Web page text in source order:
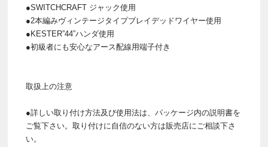
●SWITCHCRAFT ジャック使用
●2本編みヴィンテージタイプブレイデッドワイヤー使用
●KESTER”44”ハンダ使用
●初級者にも安心なアース配線用端子付き
取扱上の注意
●詳しい取り付け方法及び使用法は、パッケージ内の説明書を
ご覧下さい。取り付けに自信のない方は販売店にご相談下さ
い。